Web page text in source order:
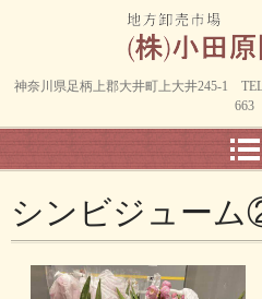
神奈川県足柄上郡大井町上大井245-1
663
シンビジュー